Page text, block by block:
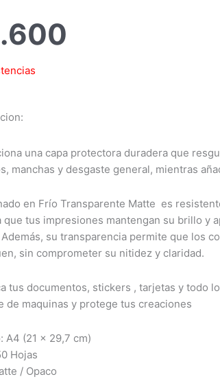
una capa protectora duradera que
manchas y desgaste general, mientras
en Frío Transparente Matte es
que tus impresiones mantengan su brillo y
su transparencia permite que los
sin comprometer su nitidez y claridad.
tus documentos, stickers , tarjetas y todo
de maquinas y protege tus creaciones
A4 (21 x 29,7 cm)
Hojas
/ Opaco